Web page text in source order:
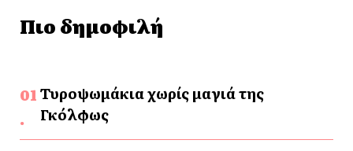
Πιο δημοφιλή
Τυροψωμάκια χωρίς μαγιά της
Γκόλφως